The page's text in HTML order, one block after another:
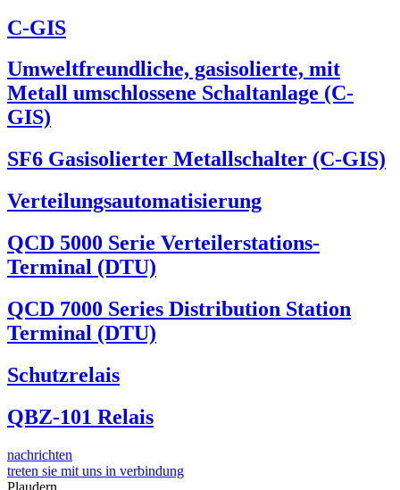
C-GIS
Umweltfreundliche, gasisolierte, mit
Metall umschlossene Schaltanlage (C-
GIS)
SF6 Gasisolierter Metallschalter (C-GIS)
Verteilungsautomatisierung
QCD 5000 Serie Verteilerstations-
Terminal (DTU)
QCD 7000 Series Distribution Station
Terminal (DTU)
Schutzrelais
QBZ-101 Relais
nachrichten
treten sie mit uns in verbindung
Plaudern